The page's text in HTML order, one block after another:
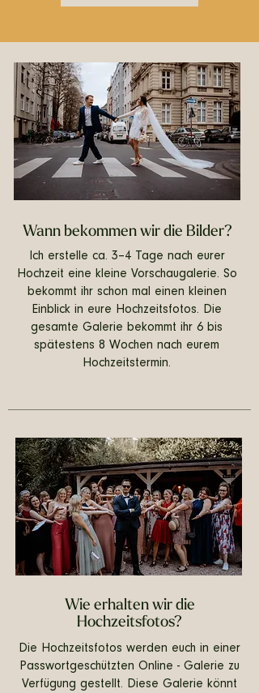
Wann bekommen wir die Bilder?
Ich erstelle ca. 3–4 Tage nach eurer
Hochzeit eine kleine Vorschaugalerie. So
bekommt ihr schon mal einen kleinen
Einblick in eure Hochzeitsfotos. Die
gesamte Galerie bekommt ihr 6 bis
spätestens 8 Wochen nach eurem
Hochzeitstermin.
Wie erhalten wir die
Hochzeitsfotos?
Die Hochzeitsfotos werden euch in einer
Passwortgeschützten Online - Galerie zu
Verfügung gestellt. Diese Galerie könnt